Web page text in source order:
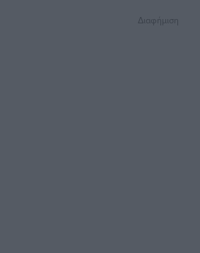
Διαφήμιση